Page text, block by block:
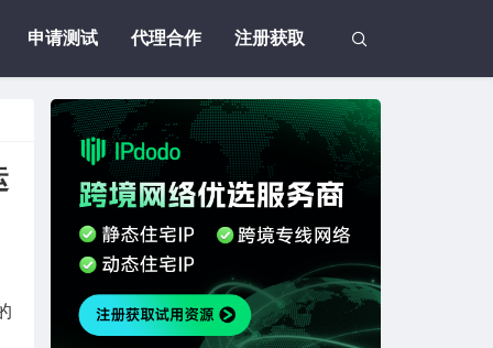
申请测试 代理合作 注册获取